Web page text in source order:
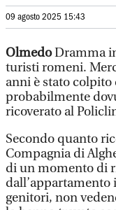
09 agosto 2025 15:43
OlmedoDramma
turisti romeni.
anni è stato colpito
probabilmente
ricoverato al
Secondo quanto
Compagnia di
di un momento di
dall’appartamento
genitori, non